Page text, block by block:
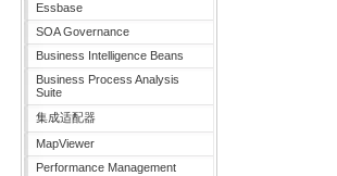
Essbase
SOA Governance
Business Intelligence Beans
Business Process Analysis
Suite
集成适配器
MapViewer
Performance Management